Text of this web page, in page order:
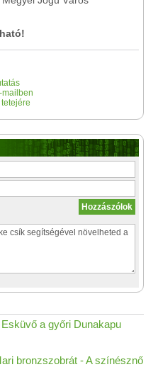
mailben
a győri Dunakapu
bronzszobrát - A színésznő